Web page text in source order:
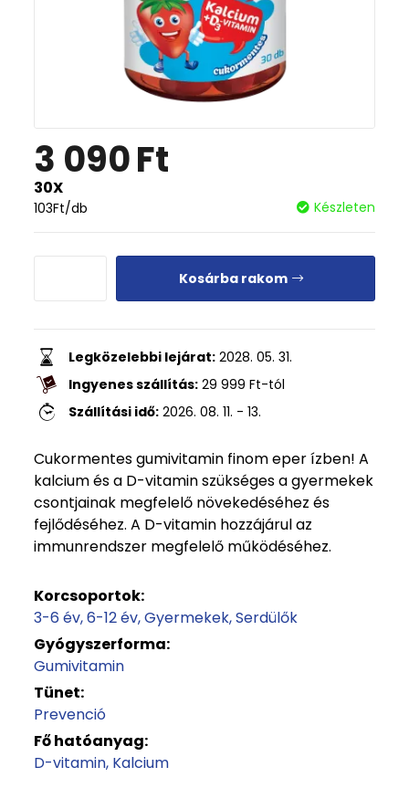
3 090Ft
30X
103Ft/db Készleten
Kosárba rakom
Legközelebbi lejárat: 2028. 05. 31.
Ingyenes szállítás: 29 999 Ft-tól
Szállítási idő: 2026. 08. 11. - 13.
Cukormentes gumivitamin finom eper ízben! A
kalcium és a D-vitamin szükséges a gyermekek
csontjainak megfelelő növekedéséhez és
fejlődéséhez. A D-vitamin hozzájárul az
immunrendszer megfelelő működéséhez.
Korcsoportok:
3-6 év 6-12 év Gyermekek Serdülők
Gyógyszerforma:
Gumivitamin
Tünet:
Prevenció
Fő hatóanyag:
D-vitamin Kalcium